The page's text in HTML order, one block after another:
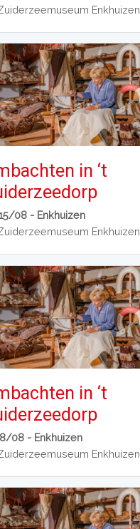
Enkhuizen
in ‘t
08 - Enkhuizen
Enkhuizen
in ‘t
08 - Enkhuizen
Enkhuizen